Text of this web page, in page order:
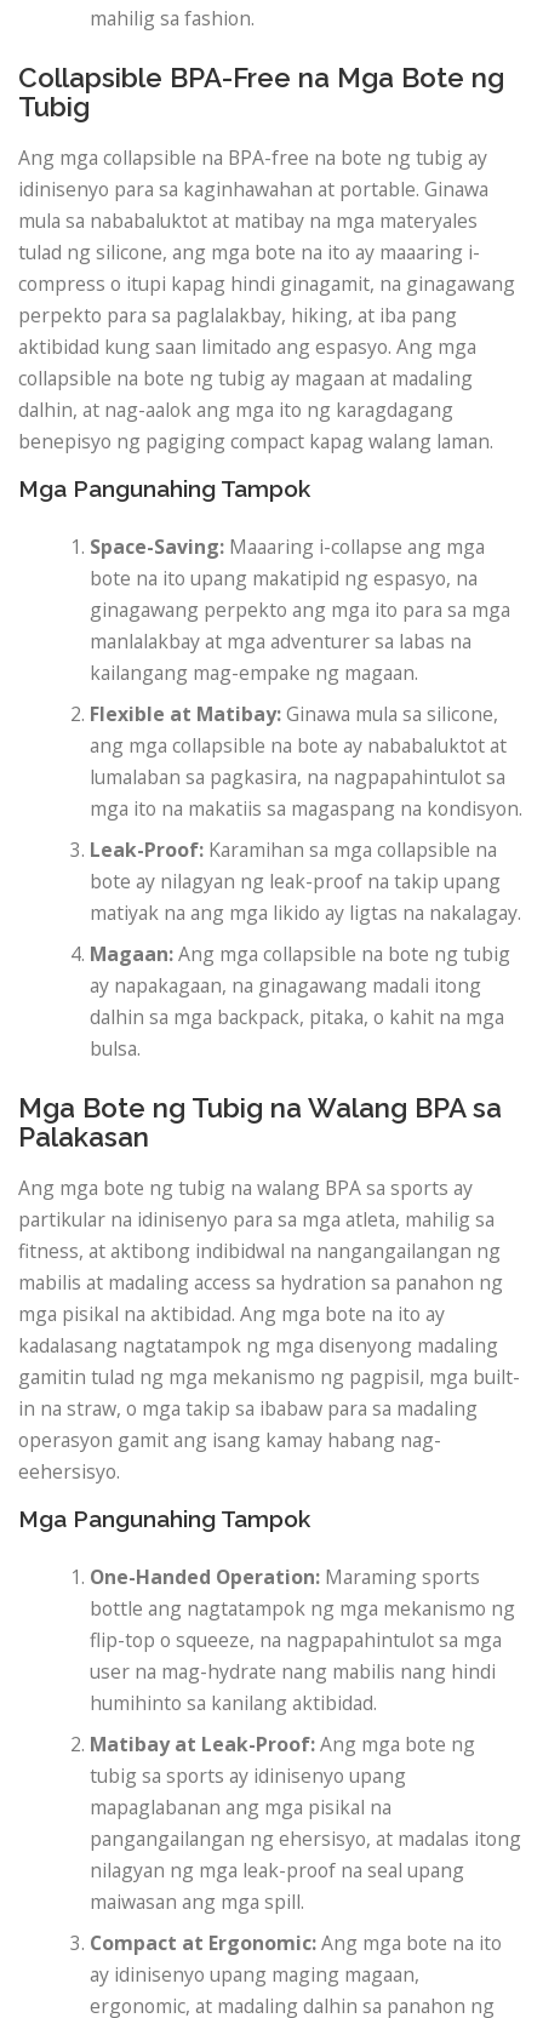
mahilig sa fashion.
Collapsible BPA-Free na Mga Bote ng
Tubig
Ang mga collapsible na BPA-free na bote ng tubig ay
idinisenyo para sa kaginhawahan at portable. Ginawa
mula sa nababaluktot at matibay na mga materyales
tulad ng silicone, ang mga bote na ito ay maaaring i-
compress o itupi kapag hindi ginagamit, na ginagawang
perpekto para sa paglalakbay, hiking, at iba pang
aktibidad kung saan limitado ang espasyo. Ang mga
collapsible na bote ng tubig ay magaan at madaling
dalhin, at nag-aalok ang mga ito ng karagdagang
benepisyo ng pagiging compact kapag walang laman.
Mga Pangunahing Tampok
Space-Saving: Maaaring i-collapse ang mga
bote na ito upang makatipid ng espasyo, na
ginagawang perpekto ang mga ito para sa mga
manlalakbay at mga adventurer sa labas na
kailangang mag-empake ng magaan.
Flexible at Matibay:Ginawa mula sa silicone,
ang mga collapsible na bote ay nababaluktot at
lumalaban sa pagkasira, na nagpapahintulot sa
mga ito na makatiis sa magaspang na kondisyon.
Leak-Proof: Karamihan sa mga collapsible na
bote ay nilagyan ng leak-proof na takip upang
matiyak na ang mga likido ay ligtas na nakalagay.
Magaan:Ang mga collapsible na bote ng tubig
ay napakagaan, na ginagawang madali itong
dalhin sa mga backpack, pitaka, o kahit na mga
bulsa.
Mga Bote ng Tubig na Walang BPA sa
Palakasan
Ang mga bote ng tubig na walang BPA sa sports ay
partikular na idinisenyo para sa mga atleta, mahilig sa
fitness, at aktibong indibidwal na nangangailangan ng
mabilis at madaling access sa hydration sa panahon ng
mga pisikal na aktibidad. Ang mga bote na ito ay
kadalasang nagtatampok ng mga disenyong madaling
gamitin tulad ng mga mekanismo ng pagpisil, mga built-
in na straw, o mga takip sa ibabaw para sa madaling
operasyon gamit ang isang kamay habang nag-
eehersisyo.
Mga Pangunahing Tampok
One-Handed Operation: Maraming sports
bottle ang nagtatampok ng mga mekanismo ng
flip-top o squeeze, na nagpapahintulot sa mga
user na mag-hydrate nang mabilis nang hindi
humihinto sa kanilang aktibidad.
Matibay at Leak-Proof:Ang mga bote ng
tubig sa sports ay idinisenyo upang
mapaglabanan ang mga pisikal na
pangangailangan ng ehersisyo, at madalas itong
nilagyan ng mga leak-proof na seal upang
maiwasan ang mga spill.
Compact at Ergonomic:Ang mga bote na ito
ay idinisenyo upang maging magaan,
ergonomic, at madaling dalhin sa panahon ng